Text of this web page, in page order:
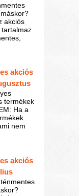
akciós
akciós
termékek
Ha a
nem
akciós